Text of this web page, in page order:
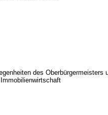
des Oberbürgermeisters